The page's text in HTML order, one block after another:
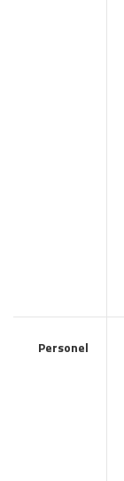
Personel